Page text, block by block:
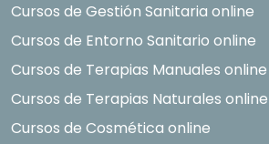
Cursos de Gestión Sanitaria online
Cursos de Entorno Sanitario online
Cursos de Terapias Manuales online
Cursos de Terapias Naturales online
Cursos de Cosmética online